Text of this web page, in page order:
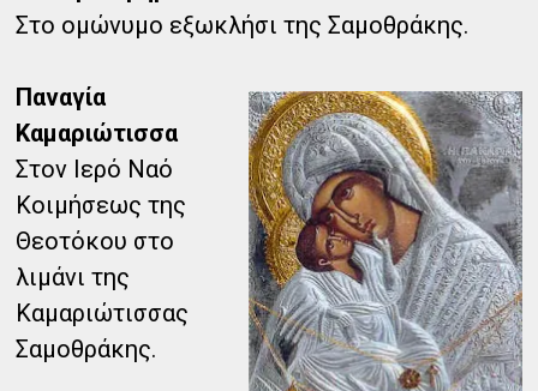
Στο ομώνυμο εξωκλήσι της Σαμοθράκης.
Παναγία
Καμαριώτισσα
Στον Ιερό Ναό
Κοιμήσεως της
Θεοτόκου στο
λιμάνι της
Καμαριώτισσας
Σαμοθράκης.